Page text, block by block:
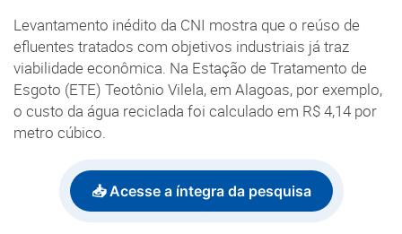
Levantamento inédito da CNI mostra que o reúso de
efluentes tratados com objetivos industriais já traz
viabilidade econômica. Na Estação de Tratamento de
Esgoto (ETE) Teotônio Vilela, em Alagoas, por exemplo,
o custo da água reciclada foi calculado em R$ 4,14 por
metro cúbico.
📥 Acesse a íntegra da pesquisa